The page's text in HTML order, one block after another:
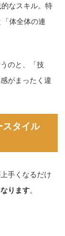
なスキル。特
体全体の連
のと、「技
がまったく違
スタイル
手くなるだけ
ります。